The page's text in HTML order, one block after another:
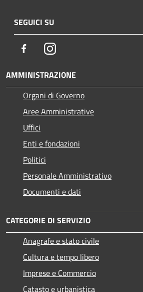
SEGUICI SU
FacebookInstagram
AMMINISTRAZIONE
Organi di Governo
Aree Amministrative
Uffici
Enti e fondazioni
Politici
Personale Amministrativo
Documenti e dati
CATEGORIE DI SERVIZIO
Anagrafe e stato civile
Cultura e tempo libero
Imprese e Commercio
Catasto e urbanistica